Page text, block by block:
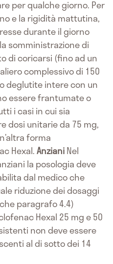
per qualche giorno. Per
e la rigidità mattutina,
durante il giorno
somministrazione di
di coricarsi (fino ad un
complessivo di 150
deglutite intere con un
essere frantumate o
i casi in cui sia
dosi unitarie da 75 mg,
forma
Hexal.AnzianiNel
la posologia deve
dal medico che
riduzione dei dosaggi
paragrafo 4.4)
Hexal 25 mg e 50
non deve essere
al di sotto dei 14